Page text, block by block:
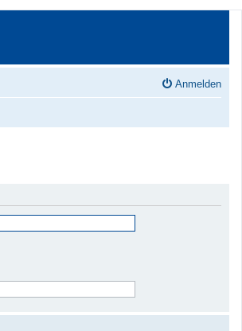
Anmelden